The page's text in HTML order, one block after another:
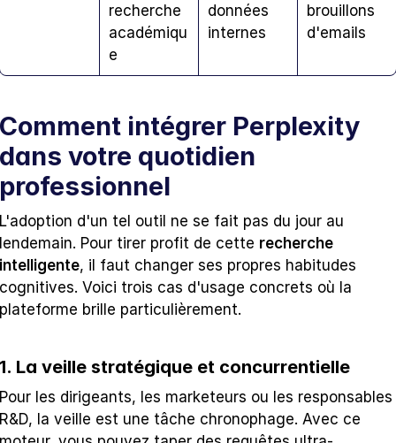
recherche
académiqu
e
données
internes
brouillons
d'emails
Comment intégrer Perplexity
dans votre quotidien
professionnel
L'adoption d'un tel outil ne se fait pas du jour au
lendemain. Pour tirer profit de cette recherche
intelligente, il faut changer ses propres habitudes
cognitives. Voici trois cas d'usage concrets où la
plateforme brille particulièrement.
1. La veille stratégique et concurrentielle
Pour les dirigeants, les marketeurs ou les responsables
R&D, la veille est une tâche chronophage. Avec ce